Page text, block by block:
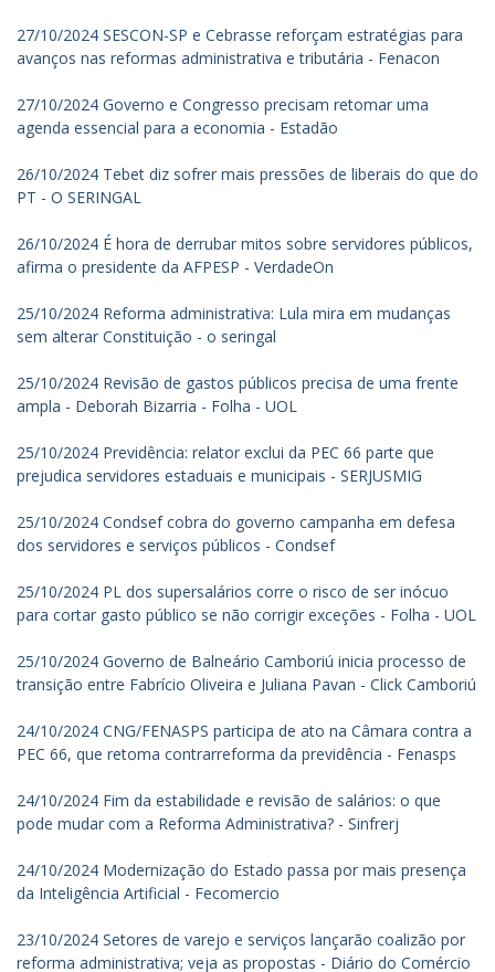
27/10/2024 SESCON-SP e Cebrasse reforçam estratégias para
avanços nas reformas administrativa e tributária - Fenacon
27/10/2024 Governo e Congresso precisam retomar uma
agenda essencial para a economia - Estadão
26/10/2024 Tebet diz sofrer mais pressões de liberais do que do
PT - O SERINGAL
26/10/2024 É hora de derrubar mitos sobre servidores públicos,
afirma o presidente da AFPESP - VerdadeOn
25/10/2024 Reforma administrativa: Lula mira em mudanças
sem alterar Constituição - o seringal
25/10/2024 Revisão de gastos públicos precisa de uma frente
ampla - Deborah Bizarria - Folha - UOL
25/10/2024 Previdência: relator exclui da PEC 66 parte que
prejudica servidores estaduais e municipais - SERJUSMIG
25/10/2024 Condsef cobra do governo campanha em defesa
dos servidores e serviços públicos - Condsef
25/10/2024 PL dos supersalários corre o risco de ser inócuo
para cortar gasto público se não corrigir exceções - Folha - UOL
25/10/2024 Governo de Balneário Camboriú inicia processo de
transição entre Fabrício Oliveira e Juliana Pavan - Click Camboriú
24/10/2024 CNG/FENASPS participa de ato na Câmara contra a
PEC 66, que retoma contrarreforma da previdência - Fenasps
24/10/2024 Fim da estabilidade e revisão de salários: o que
pode mudar com a Reforma Administrativa? - Sinfrerj
24/10/2024 Modernização do Estado passa por mais presença
da Inteligência Artificial - Fecomercio
23/10/2024 Setores de varejo e serviços lançarão coalizão por
reforma administrativa; veja as propostas - Diário do Comércio